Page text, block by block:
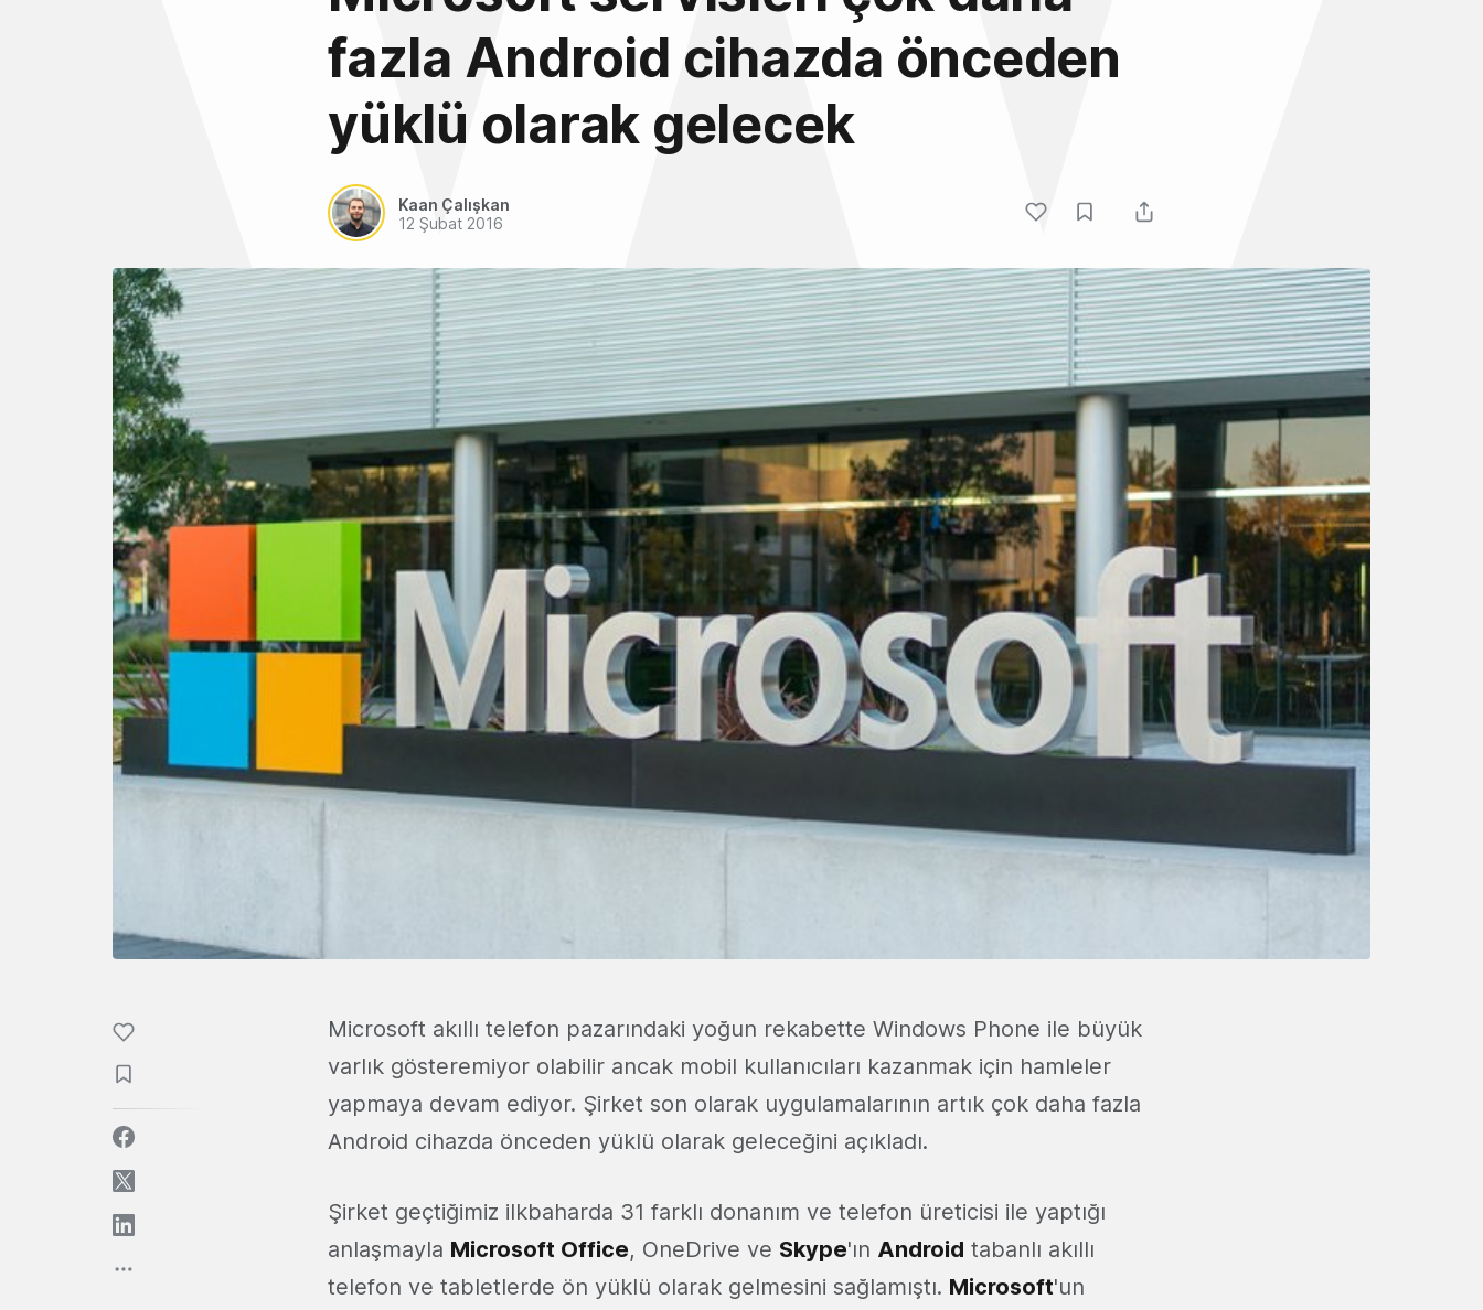
fazla Android cihazda önceden
yüklü olarak gelecek
Kaan Çalışkan
12 Şubat 2016
Microsoft akıllı telefon pazarındaki yoğun rekabette Windows Phone ile büyük
varlık gösteremiyor olabilir ancak mobil kullanıcıları kazanmak için hamleler
yapmaya devam ediyor. Şirket son olarak uygulamalarının artık çok daha fazla
Android cihazda önceden yüklü olarak geleceğini açıkladı.
Şirket geçtiğimiz ilkbaharda 31 farklı donanım ve telefon üreticisi ile yaptığı
anlaşmayla Microsoft Office, OneDrive ve Skype'ın Android tabanlı akıllı
telefon ve tabletlerde ön yüklü olarak gelmesini sağlamıştı. Microsoft'un